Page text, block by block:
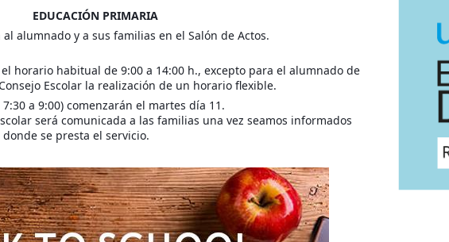
EDUCACIÓN PRIMARIA
al alumnado y a sus familias en el Salón de Actos.
horario habitual de 9:00 a 14:00 h., excepto para el alumnado de
Escolar la realización de un horario flexible.
a 9:00) comenzarán el martes día 11.
será comunicada a las familias una vez seamos informados
se presta el servicio.